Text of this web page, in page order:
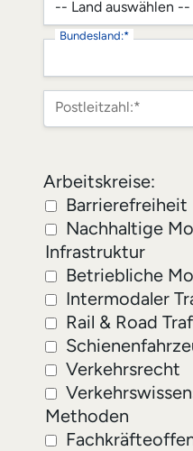
Bundesland:*
Postleitzahl:*
Arbeitskreise
Arbeitskreise:
Barrierefreiheit
Nachhaltige
Infrastruktur
Betriebliche
Intermodaler
Rail & Road
Verkehrsrecht
Methoden